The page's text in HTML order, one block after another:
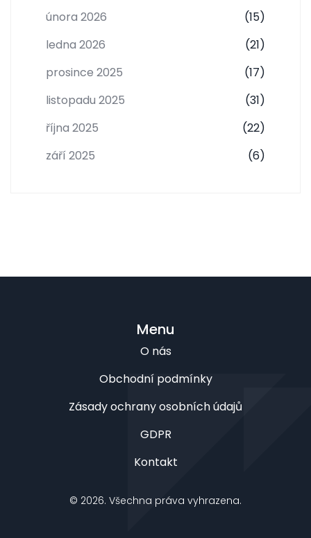
února 2026
(15)
ledna 2026
(21)
prosince 2025
(17)
listopadu 2025
(31)
října 2025
(22)
září 2025
(6)
Menu
O nás
Obchodní podmínky
Zásady ochrany osobních údajů
GDPR
Kontakt
© 2026. Všechna práva vyhrazena.